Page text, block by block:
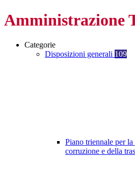
Amministrazione
Categorie
Disposizioni generali 109
Piano triennale per
corruzione e della